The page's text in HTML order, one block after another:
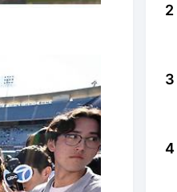
2
3
4